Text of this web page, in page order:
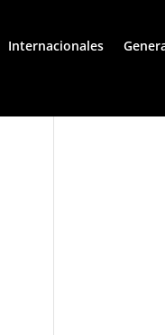
Internacionales